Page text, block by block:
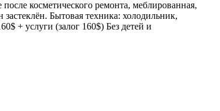
косметического ремонта, меблированная,
Бытовая техника: холодильник,
+ услуги (залог 160$) Без детей и